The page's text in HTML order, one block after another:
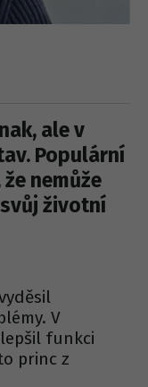
ale v
Populární
nemůže
životní
V
funkci
princ z